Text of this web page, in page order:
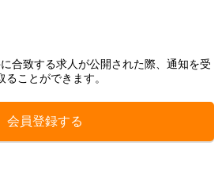
合致する求人が公開された際、通知を受
ることができます。
会員登録する